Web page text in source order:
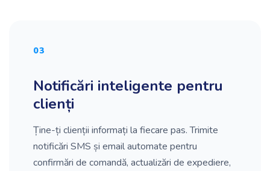
03
Notificări inteligente pentru
clienți
Ține-ți clienții informați la fiecare pas. Trimite
notificări SMS și email automate pentru
confirmări de comandă, actualizări de expediere,